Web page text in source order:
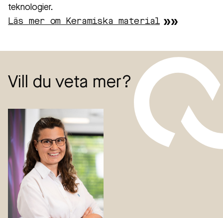
teknologier.
Läs mer om Keramiska material
Vill du veta mer?